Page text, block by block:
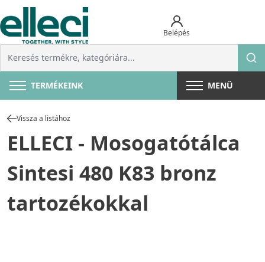
Belépés
TERMÉKEINK MENÜ
Vissza a listához
ELLECI - Mosogatótálca
Sintesi 480 K83 bronz
tartozékokkal